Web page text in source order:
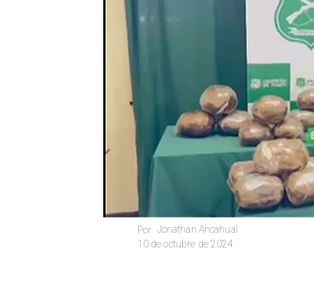
Jonathan Ancahual
Por
10 de octubre de 2024